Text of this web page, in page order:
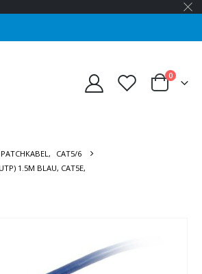
0
PATCHKABEL,
CAT5/6
1.5M BLAU, CAT5E,